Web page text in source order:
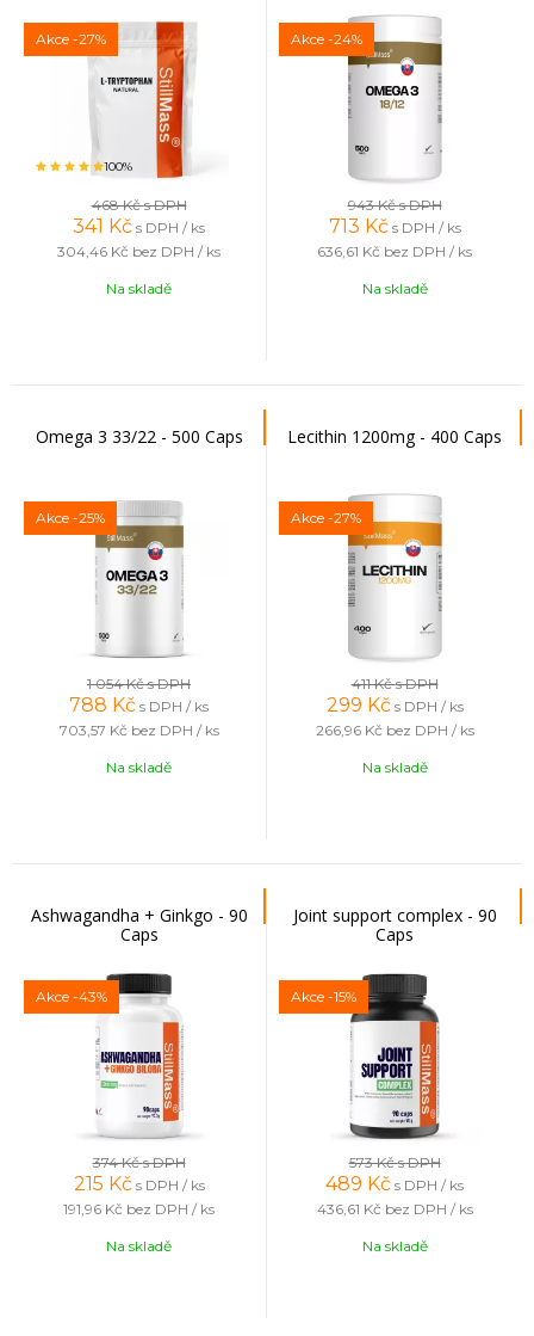
Akce -27%
100%
468 Kčs DPH
341 Kč s DPH / ks
304,46 Kč bez DPH / ks
Na skladě
Akce -24%
943 Kčs DPH
713 Kč s DPH / ks
636,61 Kč bez DPH / ks
Na skladě
Omega 3 33/22 - 500 Caps
Akce -25%
1 054 Kčs DPH
788 Kč s DPH / ks
703,57 Kč bez DPH / ks
Na skladě
Lecithin 1200mg - 400 Caps
Akce -27%
411 Kčs DPH
299 Kč s DPH / ks
266,96 Kč bez DPH / ks
Na skladě
Ashwagandha + Ginkgo - 90
Caps
Akce -43%
374 Kčs DPH
215 Kč s DPH / ks
191,96 Kč bez DPH / ks
Na skladě
Joint support complex - 90
Caps
Akce -15%
573 Kčs DPH
489 Kč s DPH / ks
436,61 Kč bez DPH / ks
Na skladě